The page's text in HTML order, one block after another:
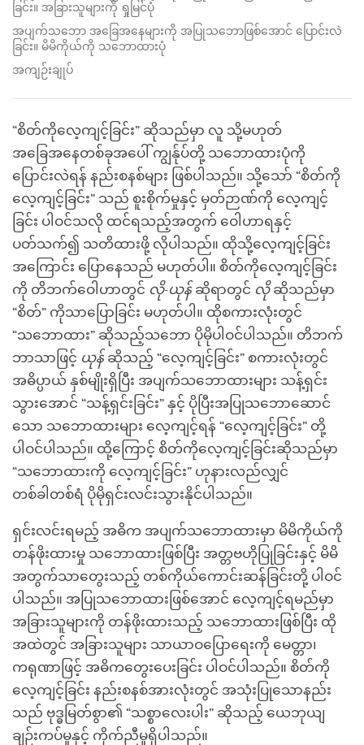
ခြင်း။ အခြားသူများကို ရှုမြင်ပုံ
အပျက်သဘော အခြေအနေများကို အပြုသဘောဖြစ်အောင် ပြောင်းလဲ
ခြင်း။ မိမိကိုယ်ကို သဘောထားပုံ
အကျဉ်းချုပ်
“စိတ်ကိုလေ့ကျင့်ခြင်း” ဆိုသည်မှာ လူ သို့မဟုတ်
အခြေအနေတစ်ခုအပေါ် ကျွန်ုပ်တို့ သဘောထားပုံကို
ပြောင်းလဲရန် နည်းစနစ်များ ဖြစ်ပါသည်။ သို့သော် “စိတ်ကို
လေ့ကျင့်ခြင်း” သည် စူးစိုက်မှုနှင့် မှတ်ဉာဏ်ကို လေ့ကျင့်
ခြင်း ပါဝင်သလို ထင်ရသည့်အတွက် ဝေါဟာရနှင့်
ပတ်သက်၍ သတိထားဖို့ လိုပါသည်။ ထိုသို့လေ့ကျင့်ခြင်း
အကြောင်း ပြောနေသည် မဟုတ်ပါ။ စိတ်ကိုလေ့ကျင့်ခြင်း
ကို တိဘက်ဝေါဟာတွင် လို-ယုန် ဆိုရာတွင် လိုဆိုသည်မှာ
“စိတ်” ကိုသာပြောခြင်း မဟုတ်ပါ။ ထိုစကားလုံးတွင်
“သဘောထား” ဆိုသည့်သဘော ပိုမိုပါဝင်ပါသည်။ တိဘက်
ဘာသာဖြင့် ယုန် ဆိုသည့် “လေ့ကျင့်ခြင်း” စကားလုံးတွင်
အဓိပ္ပာယ် နှစ်မျိုးရှိပြီး အပျက်သဘောထားများ သန့်ရှင်း
သွားအောင် “သန့်ရှင်းခြင်း” နှင့် ပိုပြီးအပြုသဘောဆောင်
သော သဘောထားများ လေ့ကျင့်ရန် “လေ့ကျင့်ခြင်း” တို့
ပါဝင်ပါသည်။ ထို့ကြောင့် စိတ်ကိုလေ့ကျင့်ခြင်းဆိုသည်မှာ
“သဘောထားကို လေ့ကျင့်ခြင်း” ဟုနားလည်လျှင်
တစ်ခါတစ်ရံ ပိုမိုရှင်းလင်းသွားနိုင်ပါသည်။
ရှင်းလင်းရမည့် အဓိက အပျက်သဘောထားမှာ မိမိကိုယ်ကို
တန်ဖိုးထားမှု သဘောထားဖြစ်ပြီး အတ္တဗဟိုပြုခြင်းနှင့် မိမိ
အတွက်သာတွေးသည့် တစ်ကိုယ်ကောင်းဆန်ခြင်းတို့ ပါဝင်
ပါသည်။ အပြုသဘောထားဖြစ်အောင် လေ့ကျင့်ရမည်မှာ
အခြားသူများကို တန်ဖိုးထားသည့် သဘောထားဖြစ်ပြီး ထို
အထဲတွင် အခြားသူများ သာယာဝပြောရေးကို မေတ္တာ၊
ကရုဏာဖြင့် အဓိကတွေးပေးခြင်း ပါဝင်ပါသည်။ စိတ်ကို
လေ့ကျင့်ခြင်း နည်းစနစ်အားလုံးတွင် အသုံးပြုသောနည်း
သည် ဗုဒ္ဓမြတ်စွာ၏ “သစ္စာလေးပါး” ဆိုသည့် ယေဘုယျ
ချဉ်းကပ်မှုနှင့် ကိုက်ညီမှုရှိပါသည်။